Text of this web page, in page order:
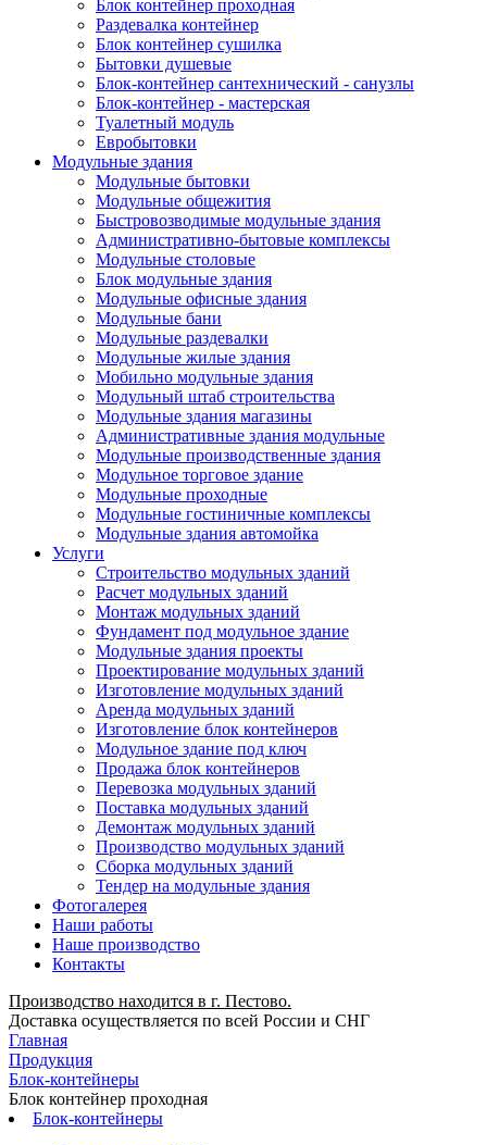
Блок контейнер проходная
Раздевалка контейнер
Блок контейнер сушилка
Бытовки душевые
Блок-контейнер сантехнический - санузлы
Блок-контейнер - мастерская
Туалетный модуль
Евробытовки
Модульные здания
Модульные бытовки
Модульные общежития
Быстровозводимые модульные здания
Административно-бытовые комплексы
Модульные столовые
Блок модульные здания
Модульные офисные здания
Модульные бани
Модульные раздевалки
Модульные жилые здания
Мобильно модульные здания
Модульный штаб строительства
Модульные здания магазины
Административные здания модульные
Модульные производственные здания
Модульное торговое здание
Модульные проходные
Модульные гостиничные комплексы
Модульные здания автомойка
Услуги
Строительство модульных зданий
Расчет модульных зданий
Монтаж модульных зданий
Фундамент под модульное здание
Модульные здания проекты
Проектирование модульных зданий
Изготовление модульных зданий
Аренда модульных зданий
Изготовление блок контейнеров
Модульное здание под ключ
Продажа блок контейнеров
Перевозка модульных зданий
Поставка модульных зданий
Демонтаж модульных зданий
Производство модульных зданий
Сборка модульных зданий
Тендер на модульные здания
Фотогалерея
Наши работы
Наше производство
Контакты
Производство находится в г. Пестово.
Доставка осуществляется по всей России и СНГ
Главная
Продукция
Блок-контейнеры
Блок контейнер проходная
Блок-контейнеры